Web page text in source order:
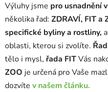
Výluhy jsme pro usnadnění
několika řad: ZDRAVÍ, FIT a
specifické byliny a rostliny,
oblasti, kterou si zvolíte.
tělo i mysl, řada FITVás
ZOO je určená pro Vaše
dozvíte v našem článku.